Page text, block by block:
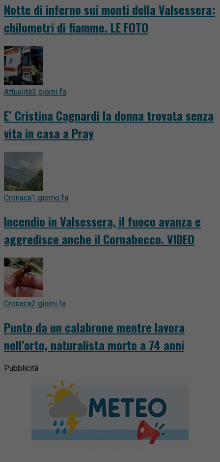
Notte di inferno sui monti della Valsessera:
chilometri di fiamme. LE FOTO
Attualità3 giorni fa
E’ Cristina Cagnardi la donna trovata senza
vita in casa a Pray
Cronaca1 giorno fa
Incendio in Valsessera, il fuoco avanza e
aggredisce anche il Cornabecco. VIDEO
Cronaca2 giorni fa
Punto da un calabrone mentre lavora
nell’orto, naturalista morto a 74 anni
Pubblicità